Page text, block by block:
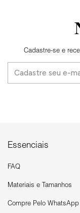
Cadastre-se e
Essenciais
FAQ
Materiais e Tamanhos
Compre Pelo WhatsApp